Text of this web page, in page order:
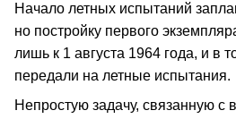
Начало летных испытаний
но постройку первого
лишь к 1 августа 1964 года, и в
передали на летные испытания.
Непростую задачу, связанную